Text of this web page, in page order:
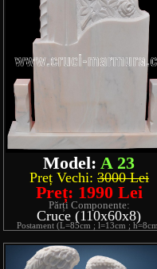
Model: A 23
Preț Vechi: 3000 Lei
Preț: 1990 Lei
Părți Componente:
Cruce (110x60x8)
Postament (L=85cm ; l=13cm ;